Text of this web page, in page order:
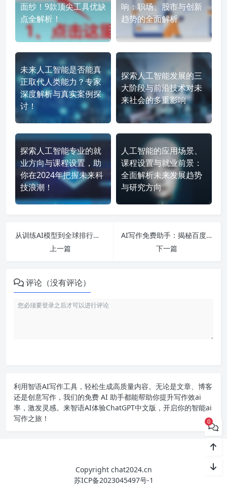
面纱！9款顶尖工具优缺
点全解析！
响：职场、股市与创新
趋势的全面解析
未来人工智能是否能真
正取代人类能力？专家
深度解析与真实案例探
讨！
探索人工智能发展的三
大阶段与前沿技术对未
来社会的多重影响
探索人工智能专业的就
业方向与课程设置，助
你在2024年把握未来科
技浪潮！
人工智能的应用场景、
课程设置与就业前景：
全面解析未来发展趋势
与研究方向
从训练AI模型到全球排行榜，国产AI大模型最新动态全解析
上一篇
AI写作免费助手：揭秘百度AI写作生成器的强大功能与使用方法
下一篇
评论（没有评论）
利用智语AI写作工具，轻松生成高质量内容。无论是文章、博客
还是创意写作，我们的免费 AI 助手都能帮助你提升写作效ai
率，激发灵感。来智语AI体验ChatGPT中文版 ，开启你的智能ai
写作之旅！
0
Copyright chat2024.cn
苏ICP备2023045497号-1